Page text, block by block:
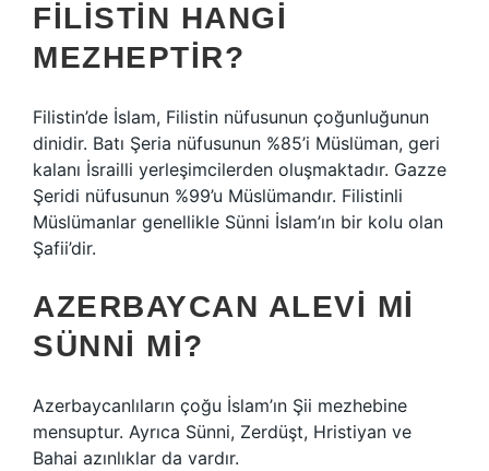
FILISTIN HANGI
MEZHEPTIR?
Filistin’de İslam, Filistin nüfusunun çoğunluğunun
dinidir. Batı Şeria nüfusunun %85’i Müslüman, geri
kalanı İsrailli yerleşimcilerden oluşmaktadır. Gazze
Şeridi nüfusunun %99’u Müslümandır. Filistinli
Müslümanlar genellikle Sünni İslam’ın bir kolu olan
Şafii’dir.
AZERBAYCAN ALEVI MI
SÜNNI MI?
Azerbaycanlıların çoğu İslam’ın Şii mezhebine
mensuptur. Ayrıca Sünni, Zerdüşt, Hristiyan ve
Bahai azınlıklar da vardır.